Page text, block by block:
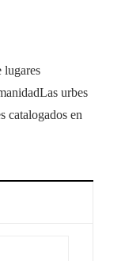
lugares
urbes
catalogados en